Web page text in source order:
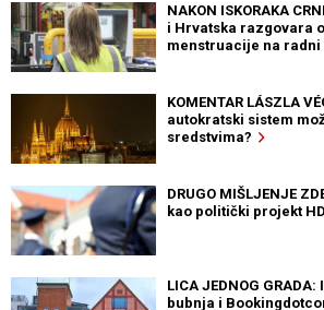
NAKON ISKORAKA
i Hrvatska razgovara
menstruacije na radni
KOMENTAR LÁSZLA
autokratski sistem
sredstvima?
DRUGO MIŠLJENJE
kao politički projekt
LICA JEDNOG
bubnja i